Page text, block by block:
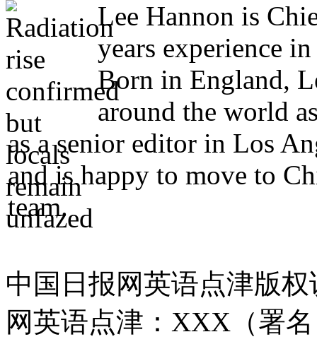
Lee Hannon is
years experience
Born in England,
around the world
as a senior editor in Los
and is happy to move to
team.
中国日报网英语点津版
网英语点津：XXX（署